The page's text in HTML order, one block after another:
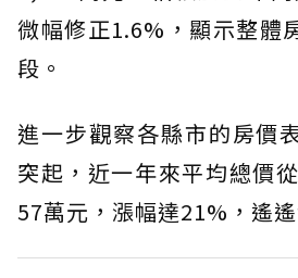
微幅修正1.6%，顯示整體
段。
進一步觀察各縣市的房價
突起，近一年來平均總價
57萬元，漲幅達21%，遙